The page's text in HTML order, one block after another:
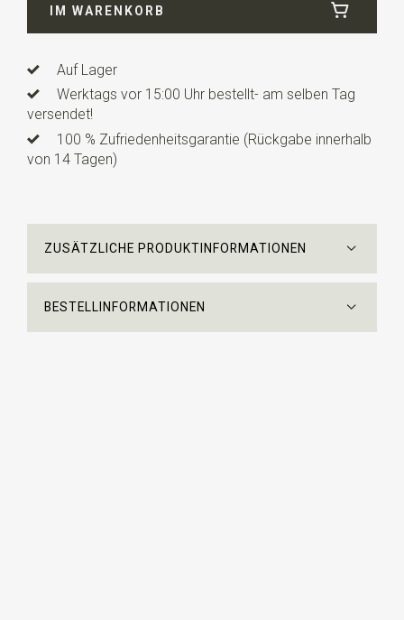
Länge ca. 157 cm
ModelltypXL - Hosenträger
Clips4
Art der befestigung Clips
allem, was wir tun, im Mittelpunkt. Vom
strapazierfähigen Gummiband bis hin zu den extra
stabilen Clips - Sir Redman ist ein Meisterwerk der
Handwerkskunst. Diese extralangen Hosenträger
einfach am Bund befestigen lassen. Dank der
IM WARENKORB
Auf Lager
Werktags vor 15:00 Uhr bestellt- am selben Tag
versendet!
100 % Zufriedenheitsgarantie (Rückgabe innerhalb
von 14 Tagen)
ZUSÄTZLICHE PRODUKTINFORMATIONEN
BESTELLINFORMATIONEN